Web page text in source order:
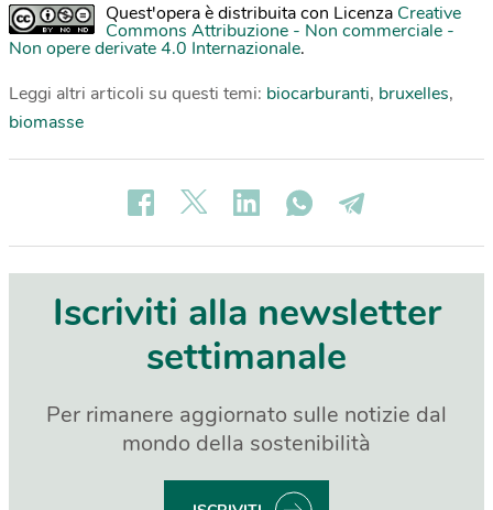
Quest'opera è distribuita con Licenza Creative
Commons Attribuzione - Non commerciale -
Non opere derivate 4.0 Internazionale.
Leggi altri articoli su questi temi: biocarburanti, bruxelles,
biomasse
Iscriviti alla newsletter
settimanale
Per rimanere aggiornato sulle notizie dal
mondo della sostenibilità